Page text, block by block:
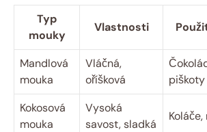
Typ
mouky
Vlastnosti
Mandlová
mouka
Vláčná,
oříšková
piškoty
Kokosová
mouka
Vysoká
savost, sladká